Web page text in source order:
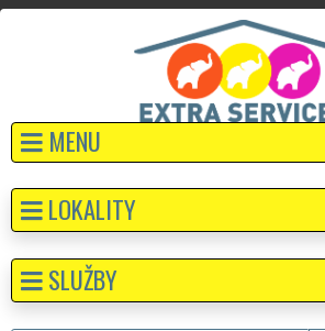
MENU
LOKALITY
SLUŽBY